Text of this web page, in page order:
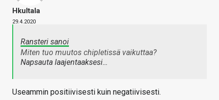
Hkultala
29.4.2020
Ransteri sanoi
Miten tuo muutos chipletissä vaikuttaa?
Napsauta laajentaaksesi…
Useammin positiivisesti kuin negatiivisesti.